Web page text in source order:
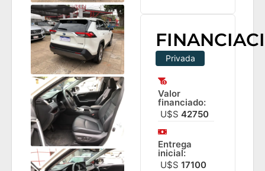
Privada
Valor
financiado:
U$S 42750
Entrega
inicial:
U$S 17100